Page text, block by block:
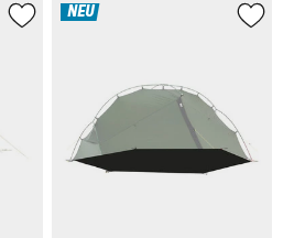
NEU